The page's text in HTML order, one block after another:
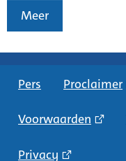
Meer
Pers Proclaimer
Voorwaarden
Privacy